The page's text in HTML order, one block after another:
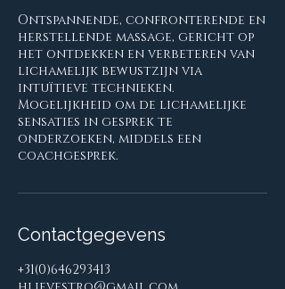
Ontspannende, confronterende en
herstellende massage, gericht op
het ontdekken en verbeteren van
lichamelijk bewustzijn via
intuïtieve technieken.
Mogelijkheid om de lichamelijke
sensaties in gesprek te
onderzoeken, middels een
coachgesprek.
Contactgegevens
+31(0)646293413